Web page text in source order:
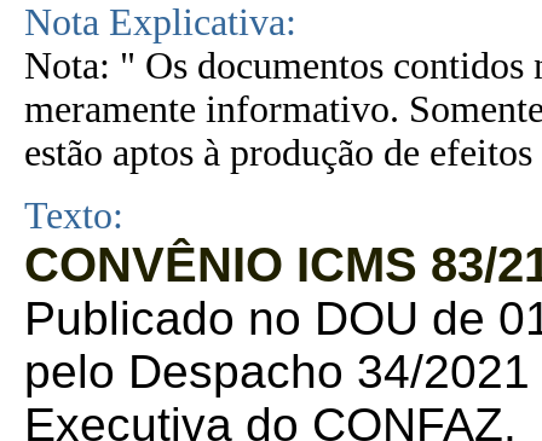
Nota Explicativa:
Nota: " Os documentos contidos
meramente informativo.
estão aptos à produção de
Texto:
CONVÊNIO ICMS 83/
Publicado no DOU de
pelo Despacho 34/
Executiva do CONFAZ.